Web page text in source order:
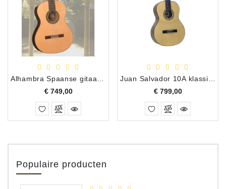
€ 749,00Prijs
€ 799,00Prijs
Populaire producten